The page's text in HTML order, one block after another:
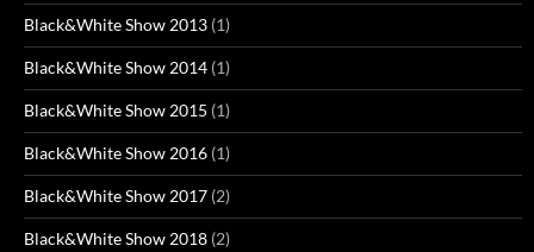
Black&White Show 2013 (1)
Black&White Show 2014 (1)
Black&White Show 2015 (1)
Black&White Show 2016 (1)
Black&White Show 2017 (2)
Black&White Show 2018 (2)